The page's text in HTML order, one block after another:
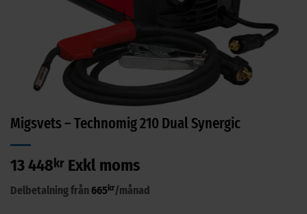
Migsvets – Technomig 210 Dual Synergic
13 448 kr Exkl moms
Delbetalning från 665 kr/månad